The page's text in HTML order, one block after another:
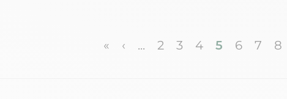
« ‹ ... 2 3 4 5 6 7 8